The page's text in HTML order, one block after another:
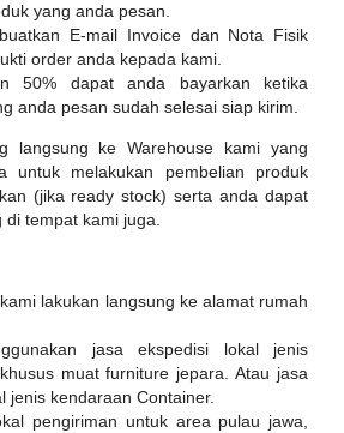
yang anda pesan.
E-mail Invoice dan Nota Fisik
order anda kepada kami.
50% dapat anda bayarkan ketika
anda pesan sudah selesai siap kirim.
langsung ke Warehouse kami yang
untuk melakukan pembelian produk
(jika ready stock) serta anda dapat
tempat kami juga.
lakukan langsung ke alamat rumah
jasa ekspedisi lokal jenis
muat furniture jepara. Atau jasa
jenis kendaraan Container.
pengiriman untuk area pulau jawa,